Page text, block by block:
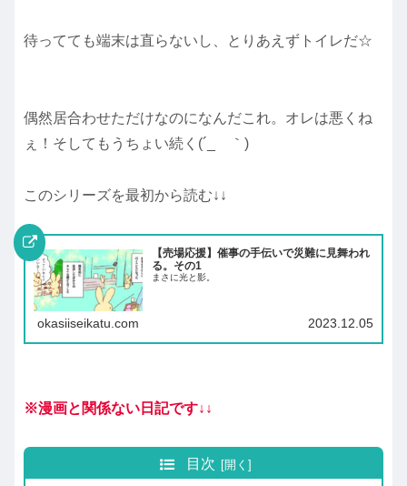
待ってても端末は直らないし、とりあえずトイレだ☆
偶然居合わせただけなのになんだこれ。オレは悪くね
ぇ！そしてもうちょい続く(´_ゝ｀)
このシリーズを最初から読む↓↓
【売場応援】催事の手伝いで災難に見舞われ
る。その1
まさに光と影。
okasiiseikatu.com 2023.12.05
※漫画と関係ない日記です↓↓
目次